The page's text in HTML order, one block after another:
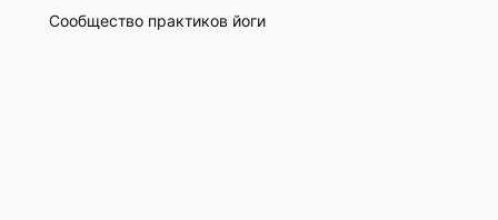
Сообщество практиков йоги